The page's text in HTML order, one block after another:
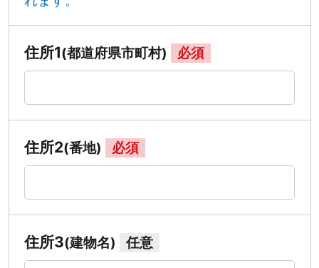
住所1(都道府県市町村) 必須
住所2(番地) 必須
住所3(建物名) 任意